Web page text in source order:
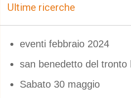
Ultime ricerche
eventi febbraio 2024
san benedetto del tronto
Sabato 30 maggio